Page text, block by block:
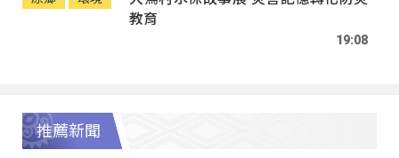
教育
19:08
推薦新聞